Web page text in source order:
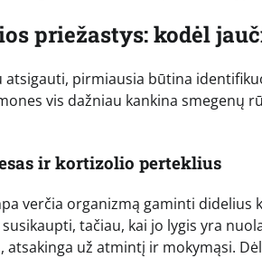
priežastys: kodėl
pirmiausia būtina
vis dažniau kankina smegenų
ir kortizolio perteklius
verčia organizmą gaminti
tačiau, kai jo lygis yra
atsakinga už atmintį ir mokymąsi.